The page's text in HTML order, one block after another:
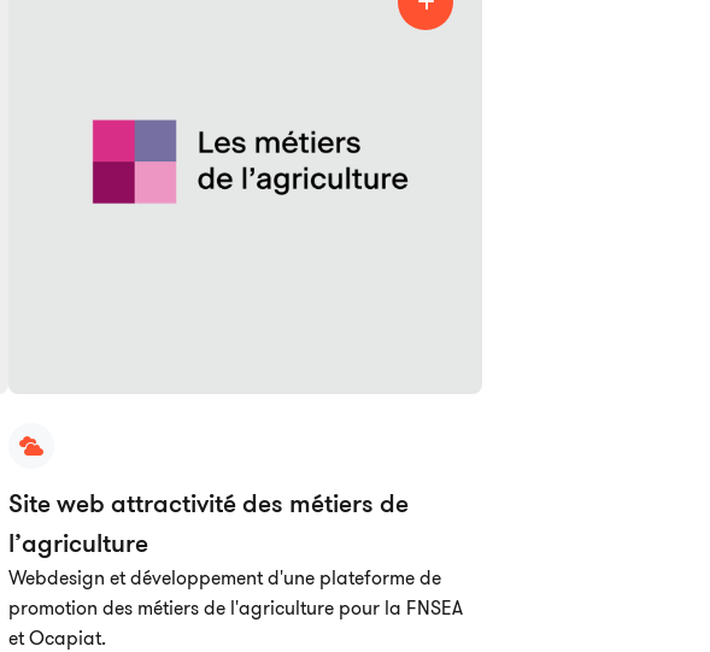
Site web attractivité des métiers de
l’agriculture
Webdesign et développement d'une plateforme de
promotion des métiers de l'agriculture pour la FNSEA
et Ocapiat.